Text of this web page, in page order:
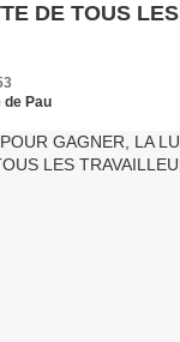
DE TOUS LES
de Pau